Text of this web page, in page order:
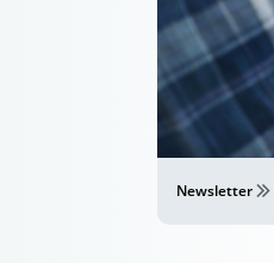
Newsletter